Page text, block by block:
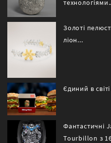
Золоті
ліон...
Єдиний в
Фантастичні
Tourbillon з